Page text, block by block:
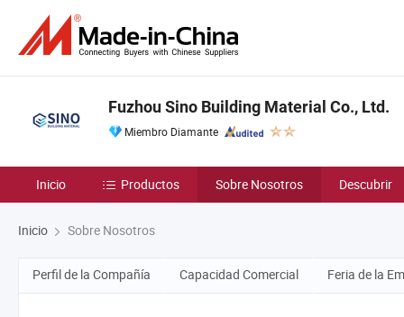
Fuzhou Sino Building Material Co., Ltd.
Miembro Diamante
Inicio Productos Sobre Nosotros Descubrir
Inicio Sobre Nosotros
Perfil de la Compañía Capacidad Comercial Feria de la